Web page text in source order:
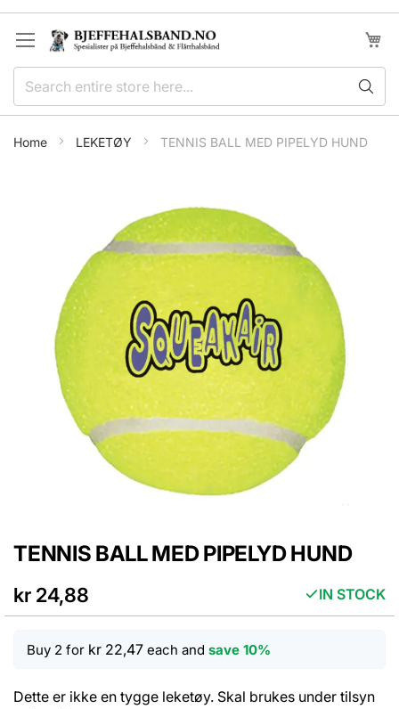
Skip
to
Content
My
Home LEKETØY TENNIS BALL MED PIPELYD HUND
TENNIS BALL MED PIPELYD HUND
kr 24,88 IN STOCK
Buy 2 for kr 22,47 each and save 10%
Dette er ikke en tygge leketøy. Skal brukes under tilsyn
Skip
the
beginning
the
gallery